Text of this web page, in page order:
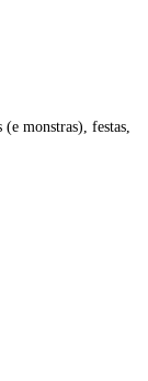
monstras), festas,